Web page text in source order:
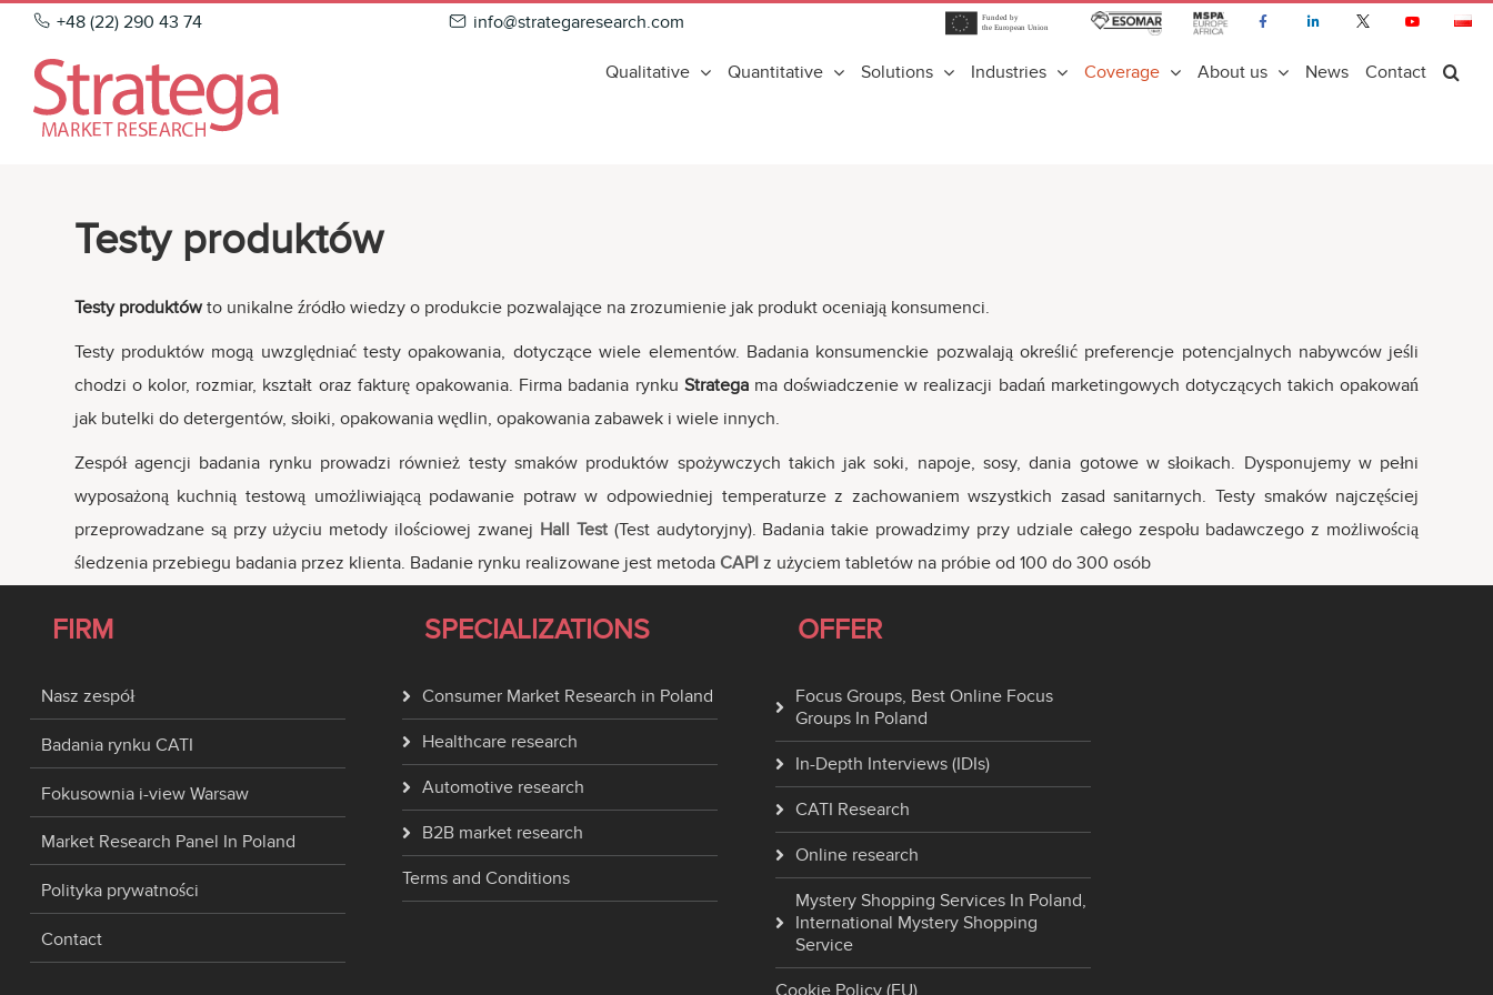
Skip
content
+48 (22) 290 43 74 info@strategaresearch.com
Qualitative Quantitative Solutions Industries Coverage About us News Contact
Testy produktów
Testy produktówto unikalne źródło wiedzy o produkcie pozwalające na zrozumienie jak produkt oceniają konsumenci.
Testy produktów mogą uwzględniać testy opakowania, dotyczące wiele elementów. Badania konsumenckie pozwalają określić preferencje potencjalnych nabywców jeśli
chodzi o kolor, rozmiar, kształt oraz fakturę opakowania. Firma badania rynku Strategama doświadczenie w realizacji badań marketingowych dotyczących takich opakowań
jak butelki do detergentów, słoiki, opakowania wędlin, opakowania zabawek i wiele innych.
Zespół agencji badania rynku prowadzi również testy smaków produktów spożywczych takich jak soki, napoje, sosy, dania gotowe w słoikach. Dysponujemy w pełni
wyposażoną kuchnią testową umożliwiającą podawanie potraw w odpowiedniej temperaturze z zachowaniem wszystkich zasad sanitarnych. Testy smaków najczęściej
przeprowadzane są przy użyciu metody ilościowej zwanej Hall Test(Test audytoryjny). Badania takie prowadzimy przy udziale całego zespołu badawczego z możliwością
śledzenia przebiegu badania przez klienta. Badanie rynku realizowane jest metoda CAPI z użyciem tabletów na próbie od 100 do 300 osób
FIRM
Nasz zespół
Badania rynku CATI
Fokusownia i-view Warsaw
Market Research Panel In Poland
Polityka prywatności
Contact
SPECIALIZATIONS
Consumer Market Research in Poland
Healthcare research
Automotive research
B2B market research
Terms and Conditions
OFFER
Focus Groups, Best Online Focus
Groups In Poland
In-Depth Interviews (IDIs)
CATI Research
Online research
Mystery Shopping Services In Poland,
International Mystery Shopping
Service
Cookie Policy (EU)